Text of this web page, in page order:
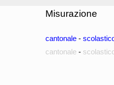
Misurazione
cantonale -
cantonale -